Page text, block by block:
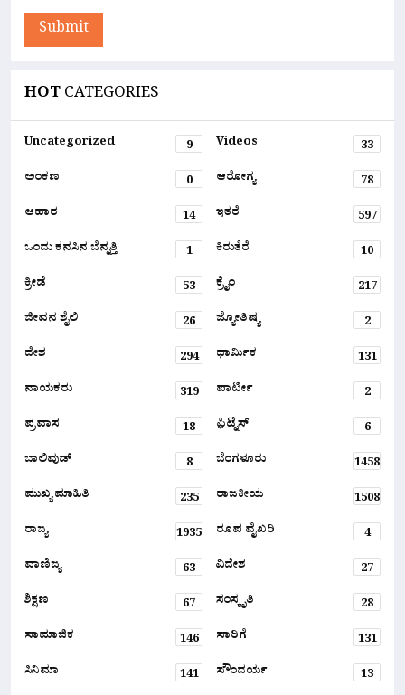
Submit
HOTCATEGORIES
Uncategorized 9 Videos
33
ಅಂಕಣ
0 ಆರೋಗ್ಯ
78
ಆಹಾರ
14 ಇತರೆ
597
ಒಂದು ಕನಸಿನ ಬೆನ್ನತ್ತಿ
1 ಕಿರುತೆರೆ
10
ಕ್ರೀಡೆ
53 ಕ್ರೈಂ
217
ಜೀವನ ಶೈಲಿ
26 ಜ್ಯೋತಿಷ್ಯ
2
ದೇಶ
294 ಧಾರ್ಮಿಕ
131
ನಾಯಕರು
319 ಪಾರ್ಟೀ
2
ಪ್ರವಾಸ
18 ಫ಼ಿಟ್ನೆಸ್
6
ಬಾಲಿವುಡ್
8 ಬೆಂಗಳೂರು
1458
ಮುಖ್ಯ ಮಾಹಿತಿ
235 ರಾಜಕೀಯ
1508
ರಾಜ್ಯ
1935 ರೂಪ ವೈಖರಿ
4
ವಾಣಿಜ್ಯ
63 ವಿದೇಶ
27
ಶಿಕ್ಷಣ
67 ಸಂಸ್ಕೃತಿ
28
ಸಾಮಾಜಿಕ
146 ಸಾರಿಗೆ
131
ಸಿನಿಮಾ
141 ಸೌಂದರ್ಯ 13